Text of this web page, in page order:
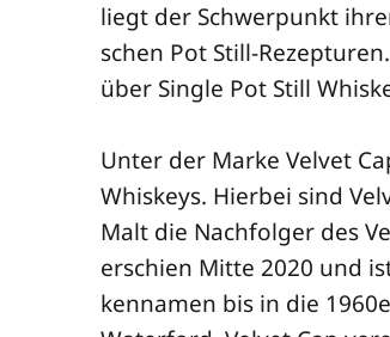
liegt der Schwer­punkt
schen Pot Still-
über Sin­gle Pot Still
Unter der Mar­ke Vel­vet
Whis­keys. Hier­bei sind
Malt die Nach­fol­ger des
erschien Mit­te 2020 und
ken­na­men bis in die